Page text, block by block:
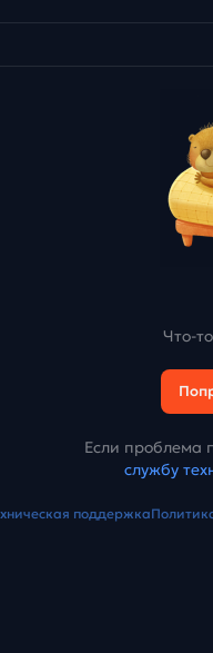
Что-
Если проблема
службу
поддержка